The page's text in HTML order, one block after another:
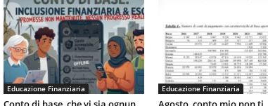
Educazione Finanziaria Educazione Finanziaria